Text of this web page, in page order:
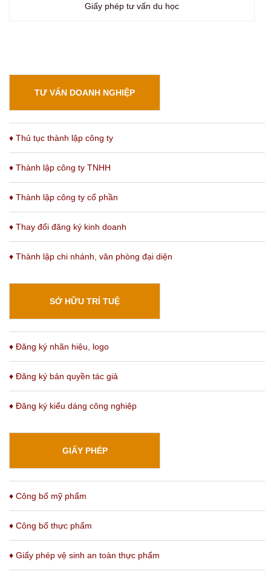
Giấy phép tư vấn du học
TƯ VẤN DOANH NGHIỆP
♦ Thủ tục thành lập công ty
♦ Thành lập công ty TNHH
♦ Thành lập công ty cổ phần
♦ Thay đổi đăng ký kinh doanh
♦ Thành lập chi nhánh , văn phòng đại diện
SỞ HỮU TRÍ TUỆ
♦ Đăng ký nhãn hiệu, logo
♦ Đăng ký bản quyền tác giả
♦ Đăng ký kiểu dáng công nghiệp
GIẤY PHÉP
♦ Công bố mỹ phẩm
♦ Công bố thực phẩm
♦ Giấy phép vệ sinh an toàn thực phẩm